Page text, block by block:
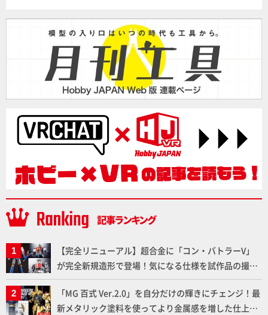
【完全リニューアル】超合金に「コン・バトラーV」
が完全新規造形で登場！気になる仕様を試作品の撮り
下ろしでご紹介!!さらに「大鉄人17」＆「ワンエイ
ト」セット情報もお届け！【超合金の魂】
「MG 百式 Ver.2.0」を自分だけの輝きにチェンジ！最
新メタリック塗料を使ってより金属感を増した仕上が